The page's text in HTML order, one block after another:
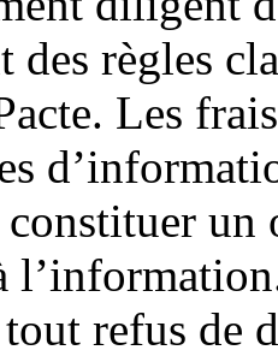
des règles
Les
un
refus de